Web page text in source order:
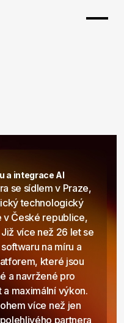
a integrace AI
se sídlem v Praze,
technologický
v České republice,
více než 26 let se
na míru a
které jsou
a navržené pro
maximální výkon.
více než jen
partnera